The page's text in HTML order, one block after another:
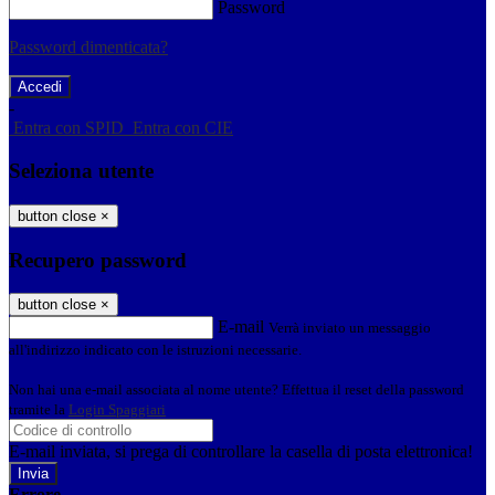
Password
Password dimenticata?
-
Entra con SPID Entra con CIE
Seleziona utente
button close ×
Recupero password
button close ×
E-mail Verrà inviato un messaggio
all'indirizzo indicato con le istruzioni necessarie.
Non hai una e-mail associata al nome utente? Effettua il reset della password
tramite la Login Spaggiari
E-mail inviata, si prega di controllare la casella di posta elettronica!